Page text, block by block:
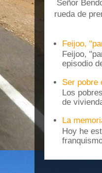
Señor
rueda de
Feijoo,
Feijoo,
episodio
Ser pobre
Los
de
La
Hoy he